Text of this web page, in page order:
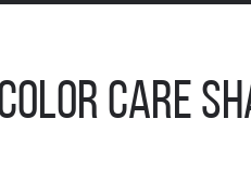
Color Care